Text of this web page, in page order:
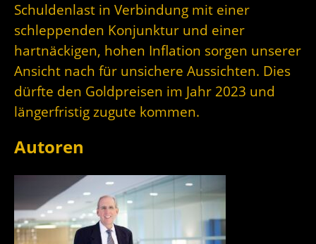
Schuldenlast in Verbindung mit einer
schleppenden Konjunktur und einer
hartnäckigen, hohen Inflation sorgen unserer
Ansicht nach für unsichere Aussichten. Dies
dürfte den Goldpreisen im Jahr 2023 und
längerfristig zugute kommen.
Autoren